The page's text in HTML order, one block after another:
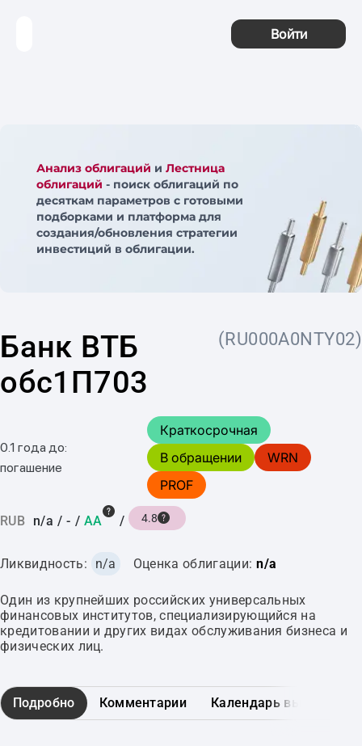
Войти
Анализ облигаций и Лестница
облигаций - поиск облигаций по
десяткам параметров с готовыми
подборками и платформа для
создания/обновления стратегии
инвестиций в облигации.
Банк ВТБ
обс1П703
(RU000A0NTY02)
0.1 года до:
погашение
Краткосрочная
В обращении
WRN
PROF
RUB n/a / - / AA / 4.8
Ликвидность: n/a Оценка облигации: n/a
Один из крупнейших российских универсальных
финансовых институтов, специализирующийся на
кредитовании и других видах обслуживания бизнеса и
физических лиц.
Подробно Комментарии Календарь выплат